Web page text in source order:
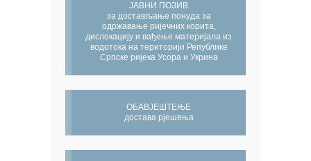
ЈАВНИ ПОЗИВ
за достављање понуда за
одржавање ријечних корита,
дислокацију и вађење материјала из
водотока на територији Републике
Српске ријека Усора и Укрина
ОБАВЈЕШТЕЊЕ
достава рјешења